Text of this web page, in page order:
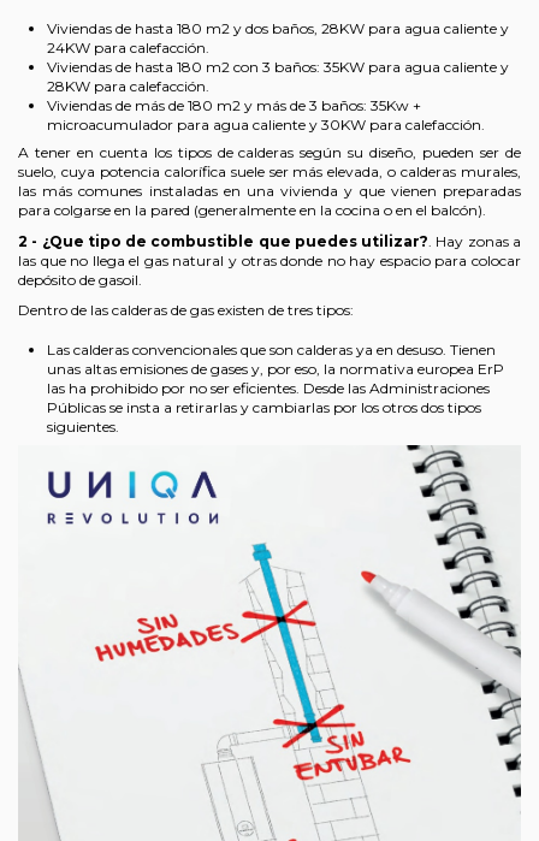
Viviendas de hasta 180 m2 y dos baños, 28KW para agua caliente y
24KW para calefacción.
Viviendas de hasta 180 m2 con 3 baños: 35KW para agua caliente y
28KW para calefacción.
Viviendas de más de 180 m2 y más de 3 baños: 35Kw +
microacumulador para agua caliente y 30KW para calefacción.
A tener en cuenta los tipos de calderas según su diseño, pueden ser de
suelo, cuya potencia calorífica suele ser más elevada, o calderas murales,
las más comunes instaladas en una vivienda y que vienen preparadas
para colgarse en la pared (generalmente en la cocina o en el balcón).
2 - ¿Que tipo de combustible que puedes utilizar? . Hay zonas a
las que no llega el gas natural y otras donde no hay espacio para colocar
depósito de gasoil.
Dentro de las calderas de gas existen de tres tipos:
Las calderas convencionales que son calderas ya en desuso. Tienen
unas altas emisiones de gases y, por eso, la normativa europea ErP
las ha prohibido por no ser eficientes. Desde las Administraciones
Públicas se insta a retirarlas y cambiarlas por los otros dos tipos
siguientes.